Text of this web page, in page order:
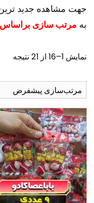
جهت مشاهده جدید
به مرتب سازی براساس
نمایش 1–16 از 21 نتیجه